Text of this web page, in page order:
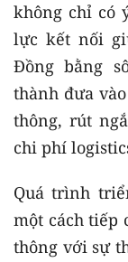
không chỉ có
lực kết nối
Đồng bằng
thành đưa
thông, rút
chi phí
Quá trình
một cách tiếp
thông với sự